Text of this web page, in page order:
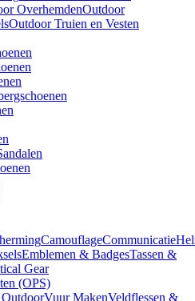
OverhemdenOutdoor
Outdoor Truien en Vesten
CamouflageCommunicatie
Emblemen & BadgesTassen &
Gear
(OPS)
Vuur MakenVeldflessen &